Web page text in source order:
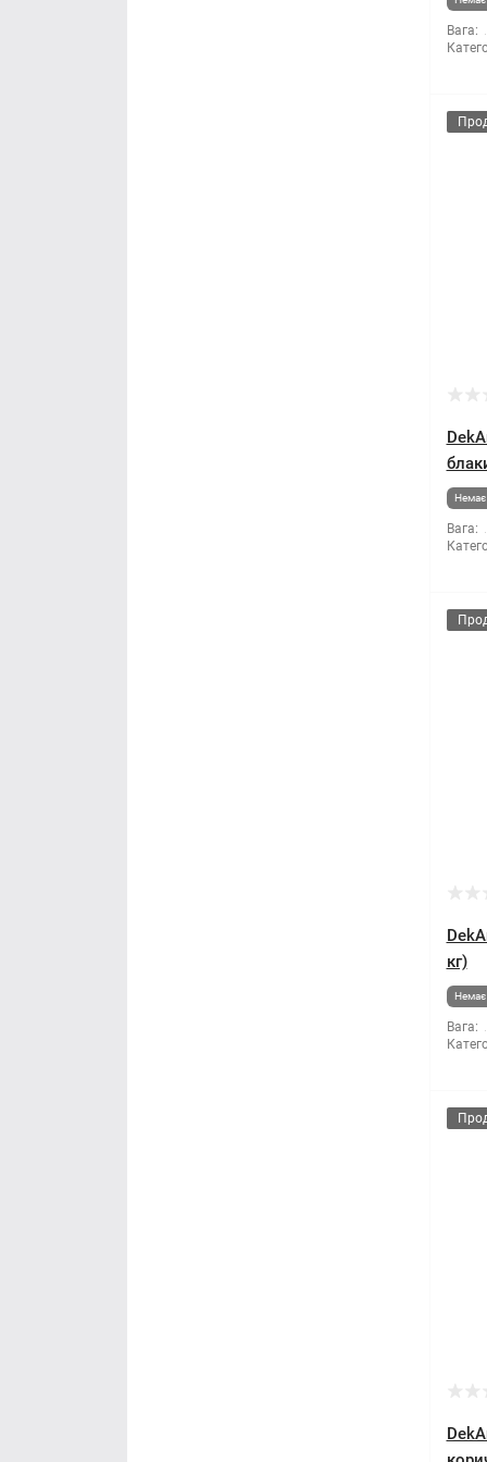
Вага:
Немає
Вага:
кг)
Немає
Вага: